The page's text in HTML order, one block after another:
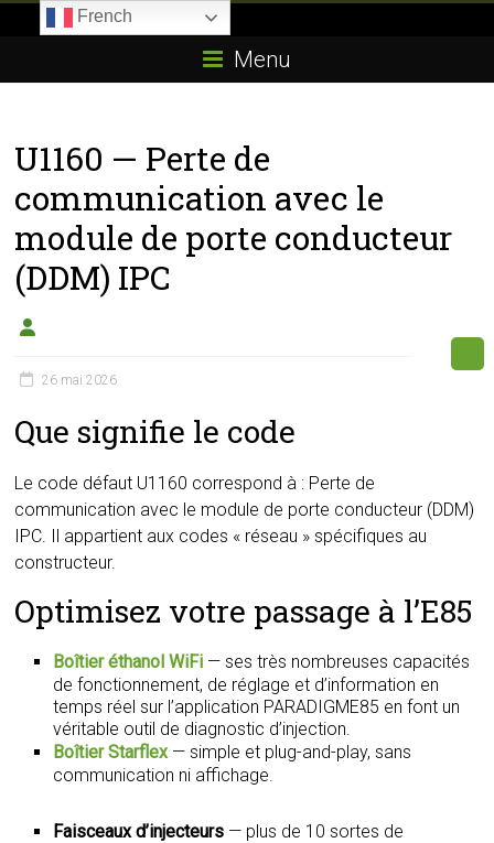
E85.com
passion
boîtier
éthanol
Menu
U1160 — Perte de
communication avec le
module de porte conducteur
(DDM) IPC
26 mai 2026
Que signifie le code
Le code défaut U1160 correspond à : Perte de
communication avec le module de porte conducteur (DDM)
IPC. Il appartient aux codes « réseau » spécifiques au
constructeur.
Optimisez votre passage à l’E85
Boîtier éthanol WiFi — ses très nombreuses capacités
de fonctionnement, de réglage et d’information en
temps réel sur l’application PARADIGME85 en font un
véritable outil de diagnostic d’injection.
Boîtier Starflex— simple et plug-and-play, sans
communication ni affichage.
Faisceaux d’injecteurs — plus de 10 sortes de
French